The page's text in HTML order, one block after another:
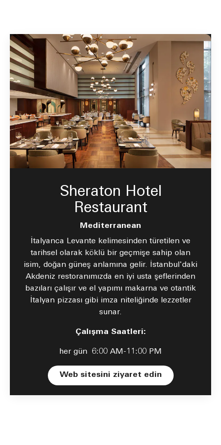
Sheraton Hotel
Restaurant
Mediterranean
İtalyanca Levante kelimesinden türetilen ve
tarihsel olarak köklü bir geçmişe sahip olan
isim, doğan güneş anlamına gelir. İstanbul'daki
Akdeniz restoranımızda en iyi usta şeflerinden
bazıları çalışır ve el yapımı makarna ve otantik
İtalyan pizzası gibi imza niteliğinde lezzetler
sunar.
Çalışma Saatleri:
her gün 6:00 AM-11:00 PM
Web sitesini ziyaret edinOpen in New